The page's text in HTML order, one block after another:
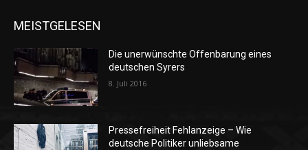
MEISTGELESEN
Die unerwünschte Offenbarung eines
deutschen Syrers
8. Juli 2016
Pressefreiheit Fehlanzeige – Wie
deutsche Politiker unliebsame